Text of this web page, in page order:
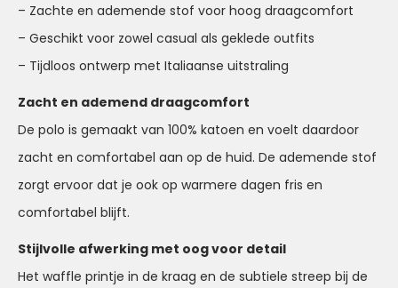
– Zachte en ademende stof voor hoog draagcomfort
– Geschikt voor zowel casual als geklede outfits
– Tijdloos ontwerp met Italiaanse uitstraling
Zacht en ademend draagcomfort
De polo is gemaakt van 100% katoen en voelt daardoor
zacht en comfortabel aan op de huid. De ademende stof
zorgt ervoor dat je ook op warmere dagen fris en
comfortabel blijft.
Stijlvolle afwerking met oog voor detail
Het waffle printje in de kraag en de subtiele streep bij de